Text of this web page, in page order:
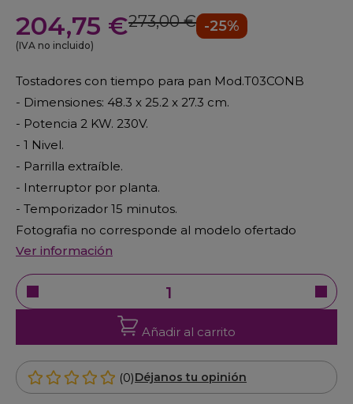
204,75 €273,00 € -25%
(IVA no incluido)
Tostadores con tiempo para pan Mod.T03CONB
- Dimensiones: 48.3 x 25.2 x 27.3 cm.
- Potencia 2 KW. 230V.
- 1 Nivel.
- Parrilla extraíble.
- Interruptor por planta.
- Temporizador 15 minutos.
Fotografia no corresponde al modelo ofertado
Ver información
Añadir al carrito
(0)Déjanos tu opinión